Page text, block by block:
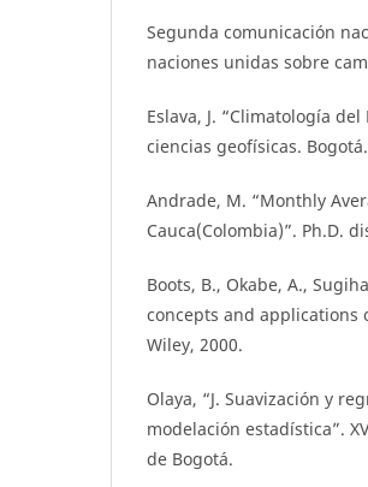
Segunda comunicación
naciones unidas sobre
Eslava, J. “Climatología
ciencias geofísicas.
Andrade, M. “Monthly
Cauca(Colombia)”. Ph.D.
Boots, B., Okabe, A.,
concepts and applications
Wiley, 2000.
Olaya, “J. Suavización y
modelación estadística”.
de Bogotá.